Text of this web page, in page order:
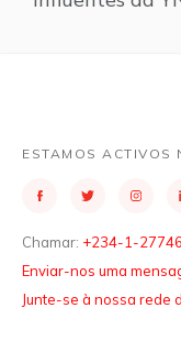
ESTAMOS ACTIVOS
Chamar: +234-1-
Enviar-nos uma
Junte-se à nossa rede